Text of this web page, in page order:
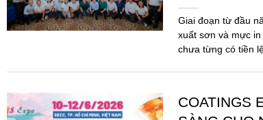
Giai đoạn từ đầu
xuất sơn và mực
chưa từng có tiền
COATINGS